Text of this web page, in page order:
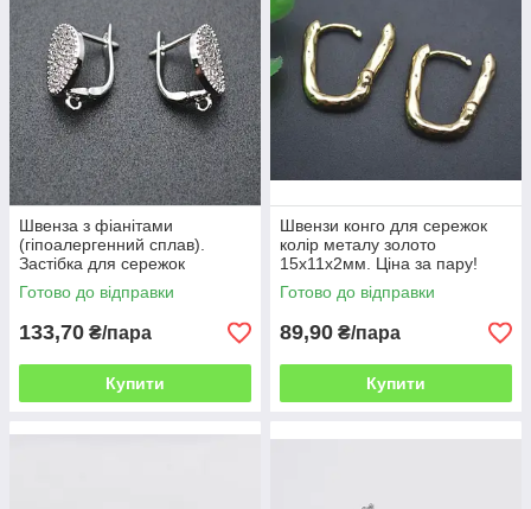
Швенза з фіанітами
(гіпоалергенний сплав).
Застібка для сережок
англійський замок, пара ВОВ
Готово до відправки
133,70 ₴/пара
Купити
Швензи конго для сережок
колір металу золото
15х11х2мм. Ціна за пару!
Готово до відправки
89,90 ₴/пара
Купити